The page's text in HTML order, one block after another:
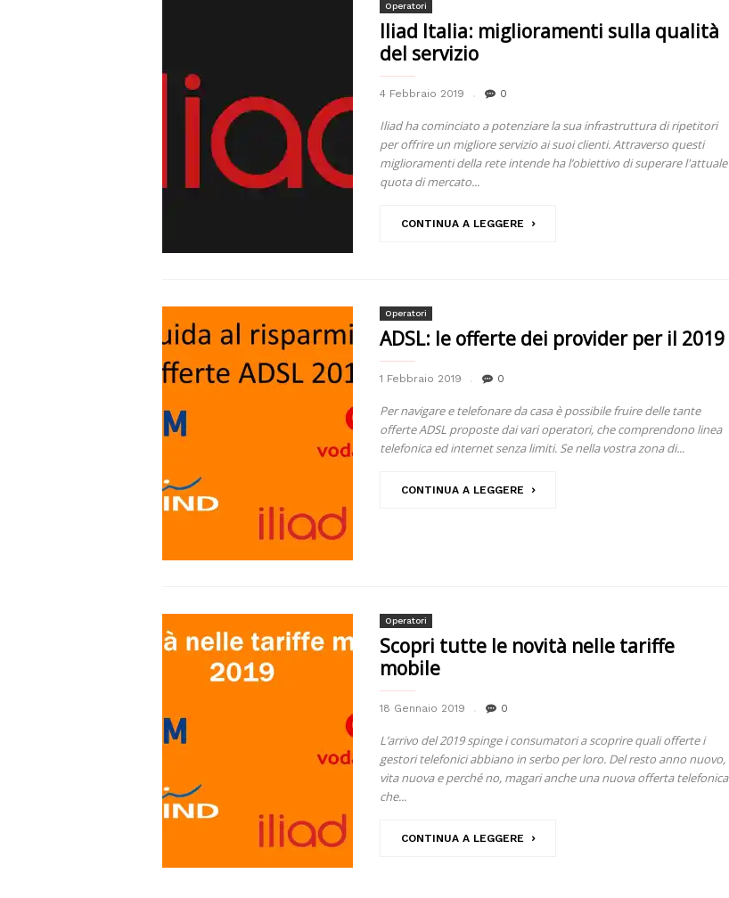
Operatori
Iliad Italia: miglioramenti sulla qualità
del servizio
4 Febbraio 2019 0
Iliad ha cominciato a potenziare la sua infrastruttura di ripetitori
per offrire un migliore servizio ai suoi clienti. Attraverso questi
miglioramenti della rete intende ha l’obiettivo di superare l'attuale
quota di mercato...
CONTINUA A LEGGERE
Operatori
ADSL: le offerte dei provider per il 2019
1 Febbraio 2019 0
Per navigare e telefonare da casa è possibile fruire delle tante
offerte ADSL proposte dai vari operatori, che comprendono linea
telefonica ed internet senza limiti. Se nella vostra zona di...
CONTINUA A LEGGERE
Operatori
Scopri tutte le novità nelle tariffe
mobile
18 Gennaio 2019 0
L’arrivo del 2019 spinge i consumatori a scoprire quali offerte i
gestori telefonici abbiano in serbo per loro. Del resto anno nuovo,
vita nuova e perché no, magari anche una nuova offerta telefonica
che...
CONTINUA A LEGGERE